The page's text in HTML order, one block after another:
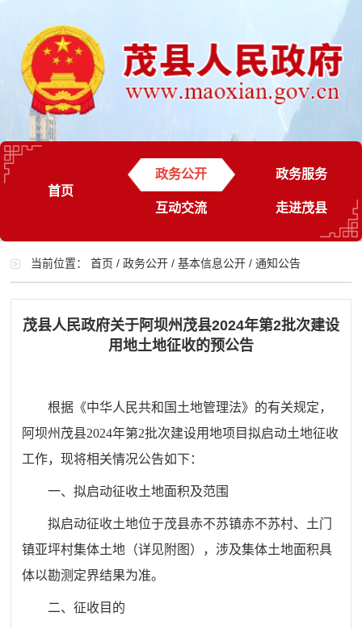
首页
政务公开 政务服务
互动交流 走进茂县
当前位置：首页 /政务公开 /基本信息公开 /通知公告
茂县人民政府关于阿坝州茂县2024年第2批次建设
用地土地征收的预公告
根据《中华人民共和国土地管理法》的有关规定，
阿坝州茂县2024年第2批次建设用地项目拟启动土地征收
工作，现将相关情况公告如下：
一、拟启动征收土地面积及范围
拟启动征收土地位于茂县赤不苏镇赤不苏村、土门
镇亚坪村集体土地（详见附图），涉及集体土地面积具
体以勘测定界结果为准。
二、征收目的